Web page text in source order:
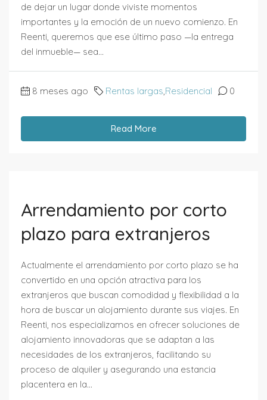
de dejar un lugar donde viviste momentos
importantes y la emoción de un nuevo comienzo. En
Reenti, queremos que ese último paso —la entrega
del inmueble— sea...
8 meses ago Rentas largas,Residencial 0
Read More
Arrendamiento por corto
plazo para extranjeros
Actualmente el arrendamiento por corto plazo se ha
convertido en una opción atractiva para los
extranjeros que buscan comodidad y flexibilidad a la
hora de buscar un alojamiento durante sus viajes. En
Reenti, nos especializamos en ofrecer soluciones de
alojamiento innovadoras que se adaptan a las
necesidades de los extranjeros, facilitando su
proceso de alquiler y asegurando una estancia
placentera en la...